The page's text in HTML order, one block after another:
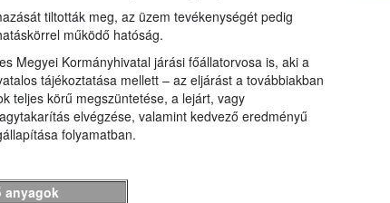
tiltották meg, az üzem tevékenységét pedig
működő hatóság.
Megyei Kormányhivatal járási főállatorvosa is, aki a
tájékoztatása mellett – az eljárást a továbbiakban
teljes körű megszüntetése, a lejárt, vagy
elvégzése, valamint kedvező eredményű
folyamatban.
anyagok